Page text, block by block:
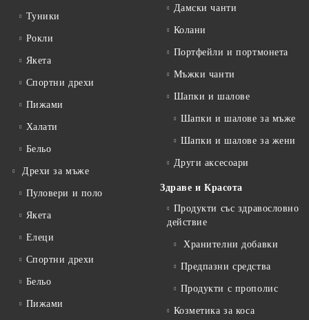
Туники
Рокли
Якета
Спортни дрехи
Пижами
Халати
Бельо
Дрехи за мъже
Пуловери и поло
Якета
Елеци
Спортни дрехи
Бельо
Пижами
Дамски чанти
Колани
Портфейли и портмонета
Мъжки чанти
Шапки и шалове
Шапки и шалове за мъже
Шапки и шалове за жени
Други аксесоари
Здраве и Красота
Продукти със здравословно
действие
Хранителни добавки
Предпазни средства
Продукти с прополис
Козметика за коса